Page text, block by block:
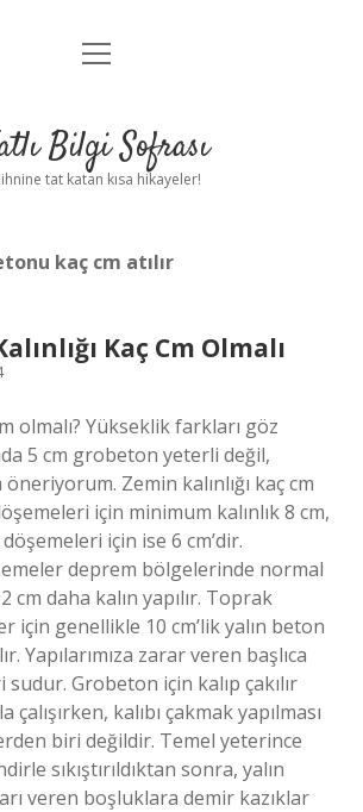
Anasayfa
Yasal Uyarı
menüyü
Bilgi Sofrası
tat katan kısa hikayeler!
kaç cm atılır
Kaç Cm Olmalı
olmalı? Yükseklik farkları göz
5 cm grobeton yeterli değil,
Zemin kalınlığı kaç cm
için minimum kalınlık 8 cm,
için ise 6 cm’dir.
deprem bölgelerinde normal
cm daha kalın yapılır. Toprak
için genellikle 10 cm’lik yalın beton
Yapılarımıza zarar veren başlıca
Grobeton için kalıp çakılır
çalışırken, kalıbı çakmak yapılması
biri değildir. Temel yeterince
sıkıştırıldıktan sonra, yalın
veren boşluklara demir kazıklar